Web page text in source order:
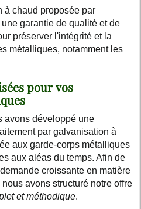
à chaud proposée par
garantie de qualité et de
préserver l'intégrité et la
métalliques, notamment les
pour vos
avons développé une
par galvanisation à
aux garde-corps métalliques
aux aléas du temps. Afin de
croissante en matière
avons structuré notre offre
et méthodique.